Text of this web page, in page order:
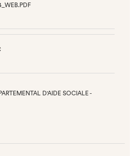
D'AIDE SOCIALE -